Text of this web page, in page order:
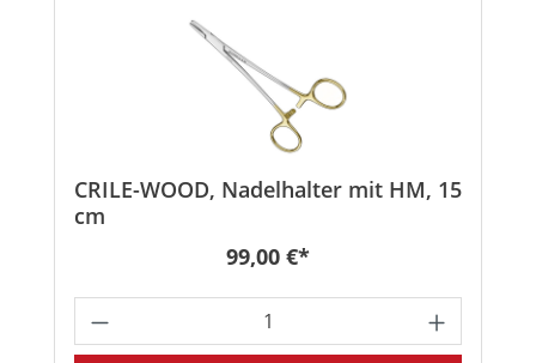
CRILE-WOOD, Nadelhalter mit HM, 15
cm
Regulärer Preis:
99,00 €*
Produkt Anzahl: Gib den